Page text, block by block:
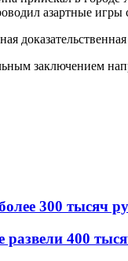
азартные
заключением
300 тысяч
400